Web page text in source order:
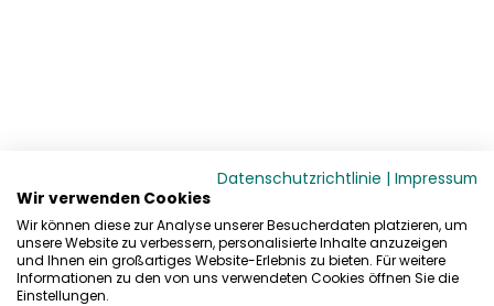
Datenschutzrichtlinie | Impressum
Wir verwenden Cookies
Wir können diese zur Analyse unserer Besucherdaten platzieren, um
unsere Website zu verbessern, personalisierte Inhalte anzuzeigen
und Ihnen ein großartiges Website-Erlebnis zu bieten. Für weitere
Informationen zu den von uns verwendeten Cookies öffnen Sie die
Einstellungen.